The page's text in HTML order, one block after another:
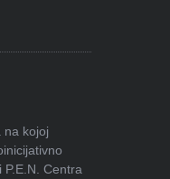
na kojoj
Centra